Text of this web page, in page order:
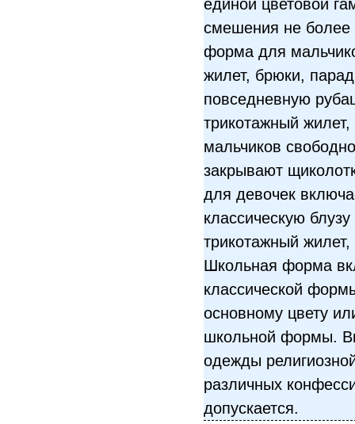
единой цветовой
смешения не более
форма для
жилет, брюки,
повседневную
трикотажный
мальчиков
закрывают
для девочек
классическую
трикотажный
Школьная форма
классической
основному цвету
школьной формы.
одежды
различных
допускается.